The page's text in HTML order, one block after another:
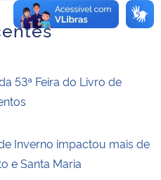
53ª Feira do Livro de
Inverno impactou mais de
e Santa Maria